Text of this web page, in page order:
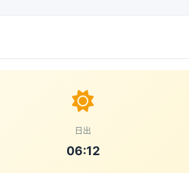
日出
06:12